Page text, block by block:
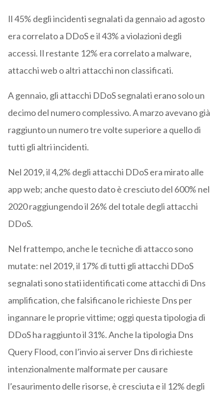
Il 45% degli incidenti segnalati da gennaio ad agosto
era correlato a DDoS e il 43% a violazioni degli
accessi. Il restante 12% era correlato a malware,
attacchi web o altri attacchi non classificati.
A gennaio, gli attacchi DDoS segnalati erano solo un
decimo del numero complessivo. A marzo avevano già
raggiunto un numero tre volte superiore a quello di
tutti gli altri incidenti.
Nel 2019, il 4,2% degli attacchi DDoS era mirato alle
app web; anche questo dato è cresciuto del 600% nel
2020 raggiungendo il 26% del totale degli attacchi
DDoS.
Nel frattempo, anche le tecniche di attacco sono
mutate: nel 2019, il 17% di tutti gli attacchi DDoS
segnalati sono stati identificati come attacchi di Dns
amplification, che falsificano le richieste Dns per
ingannare le proprie vittime; oggi questa tipologia di
DDoS ha raggiunto il 31%. Anche la tipologia Dns
Query Flood, con l’invio ai server Dns di richieste
intenzionalmente malformate per causare
l’esaurimento delle risorse, è cresciuta e il 12% degli